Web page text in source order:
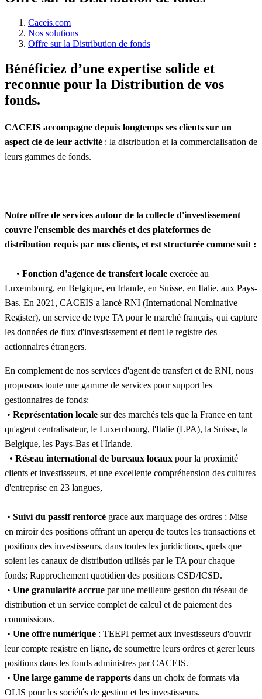
Caceis.com
Nos solutions
Offre sur la Distribution de fonds
Bénéficiez d’une expertise solide et
reconnue pour la Distribution de vos
fonds.
CACEIS accompagne depuis longtemps ses clients sur un
aspect clé de leur activité : la distribution et la commercialisation de
leurs gammes de fonds.
Notre offre de services autour de la collecte d'investissement
couvre l'ensemble des marchés et des plateformes de
distribution requis par nos clients, et est structurée comme suit :
• Fonction d'agence de transfert locale exercée au
Luxembourg, en Belgique, en Irlande, en Suisse, en Italie, aux Pays-
Bas. En 2021, CACEIS a lancé RNI (International Nominative
Register), un service de type TA pour le marché français, qui capture
les données de flux d'investissement et tient le registre des
actionnaires étrangers.
En complement de nos services d'agent de transfert et de RNI, nous
proposons toute une gamme de services pour support les
gestionnaires de fonds:
• Représentation locale sur des marchés tels que la France en tant
qu'agent centralisateur, le Luxembourg, l'Italie (LPA), la Suisse, la
Belgique, les Pays-Bas et l'Irlande.
• Réseau international de bureaux locaux pour la proximité
clients et investisseurs, et une excellente compréhension des cultures
d'entreprise en 23 langues,
• Suivi du passif renforcé grace aux marquage des ordres ; Mise
en miroir des positions offrant un aperçu de toutes les transactions et
positions des investisseurs, dans toutes les juridictions, quels que
soient les canaux de distribution utilisés par le TA pour chaque
fonds; Rapprochement quotidien des positions CSD/ICSD.
• Une granularité accrue par une meilleure gestion du réseau de
distribution et un service complet de calcul et de paiement des
commissions.
• Une offre numérique : TEEPI permet aux investisseurs d'ouvrir
leur compte registre en ligne, de soumettre leurs ordres et gerer leurs
positions dans les fonds administres par CACEIS.
• Une large gamme de rapports dans un choix de formats via
OLIS pour les sociétés de gestion et les investisseurs.